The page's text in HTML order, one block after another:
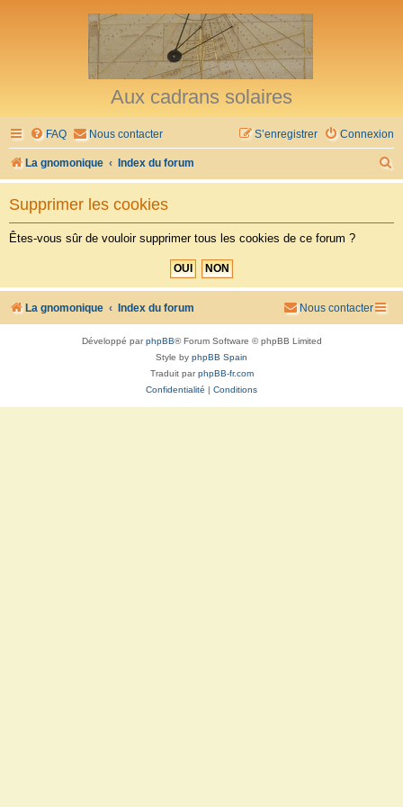
Aux cadrans solaires
FAQ Nous contacter Connexion
S’enregistrer
La gnomonique Index du forum
e
h
Supprimer les cookies
Êtes-vous sûr de vouloir supprimer tous les cookies de ce forum ?
La gnomonique Index du forum Nous contacter
Développé parphpBB® Forum Software © phpBB Limited
Style by phpBB Spain
Traduit parphpBB-fr.com
Confidentialité | Conditions